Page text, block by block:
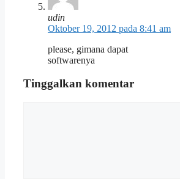
udin
Oktober 19, 2012 pada 8:41 am
please, gimana dapat
softwarenya
Tinggalkan komentar